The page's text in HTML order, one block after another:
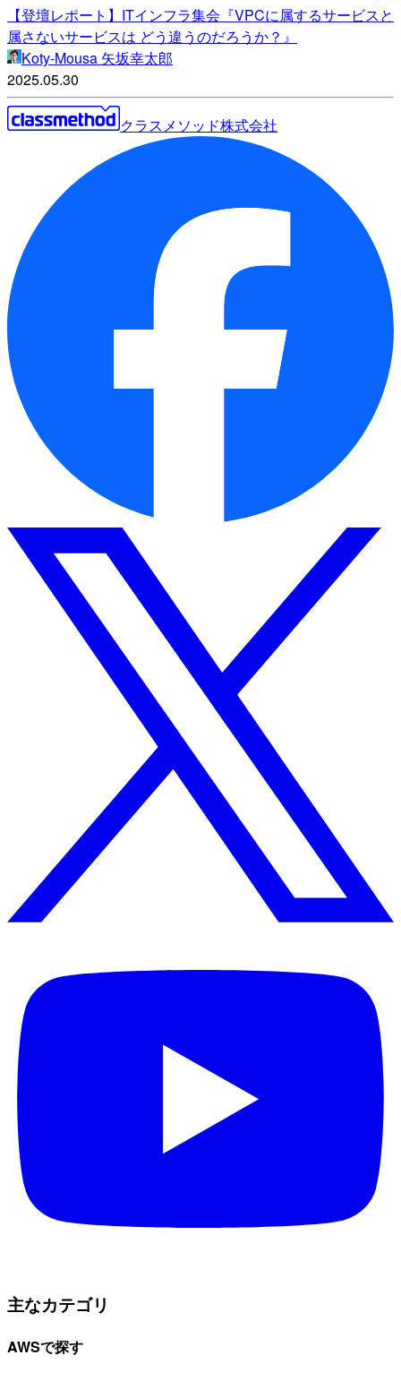
【登壇レポート】ITインフラ集会『VPCに属するサービスと
属さないサービスは どう違うのだろうか？』
Koty-Mousa 矢坂幸太郎
2025.05.30
クラスメソッド株式会社
主なカテゴリ
AWSで探す